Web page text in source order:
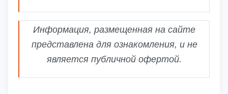
Информация, размещенная на сайте
представлена для ознакомления, и не
является публичной офертой.